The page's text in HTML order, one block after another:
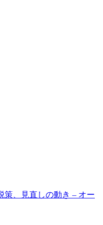
策、見直しの動き – オー